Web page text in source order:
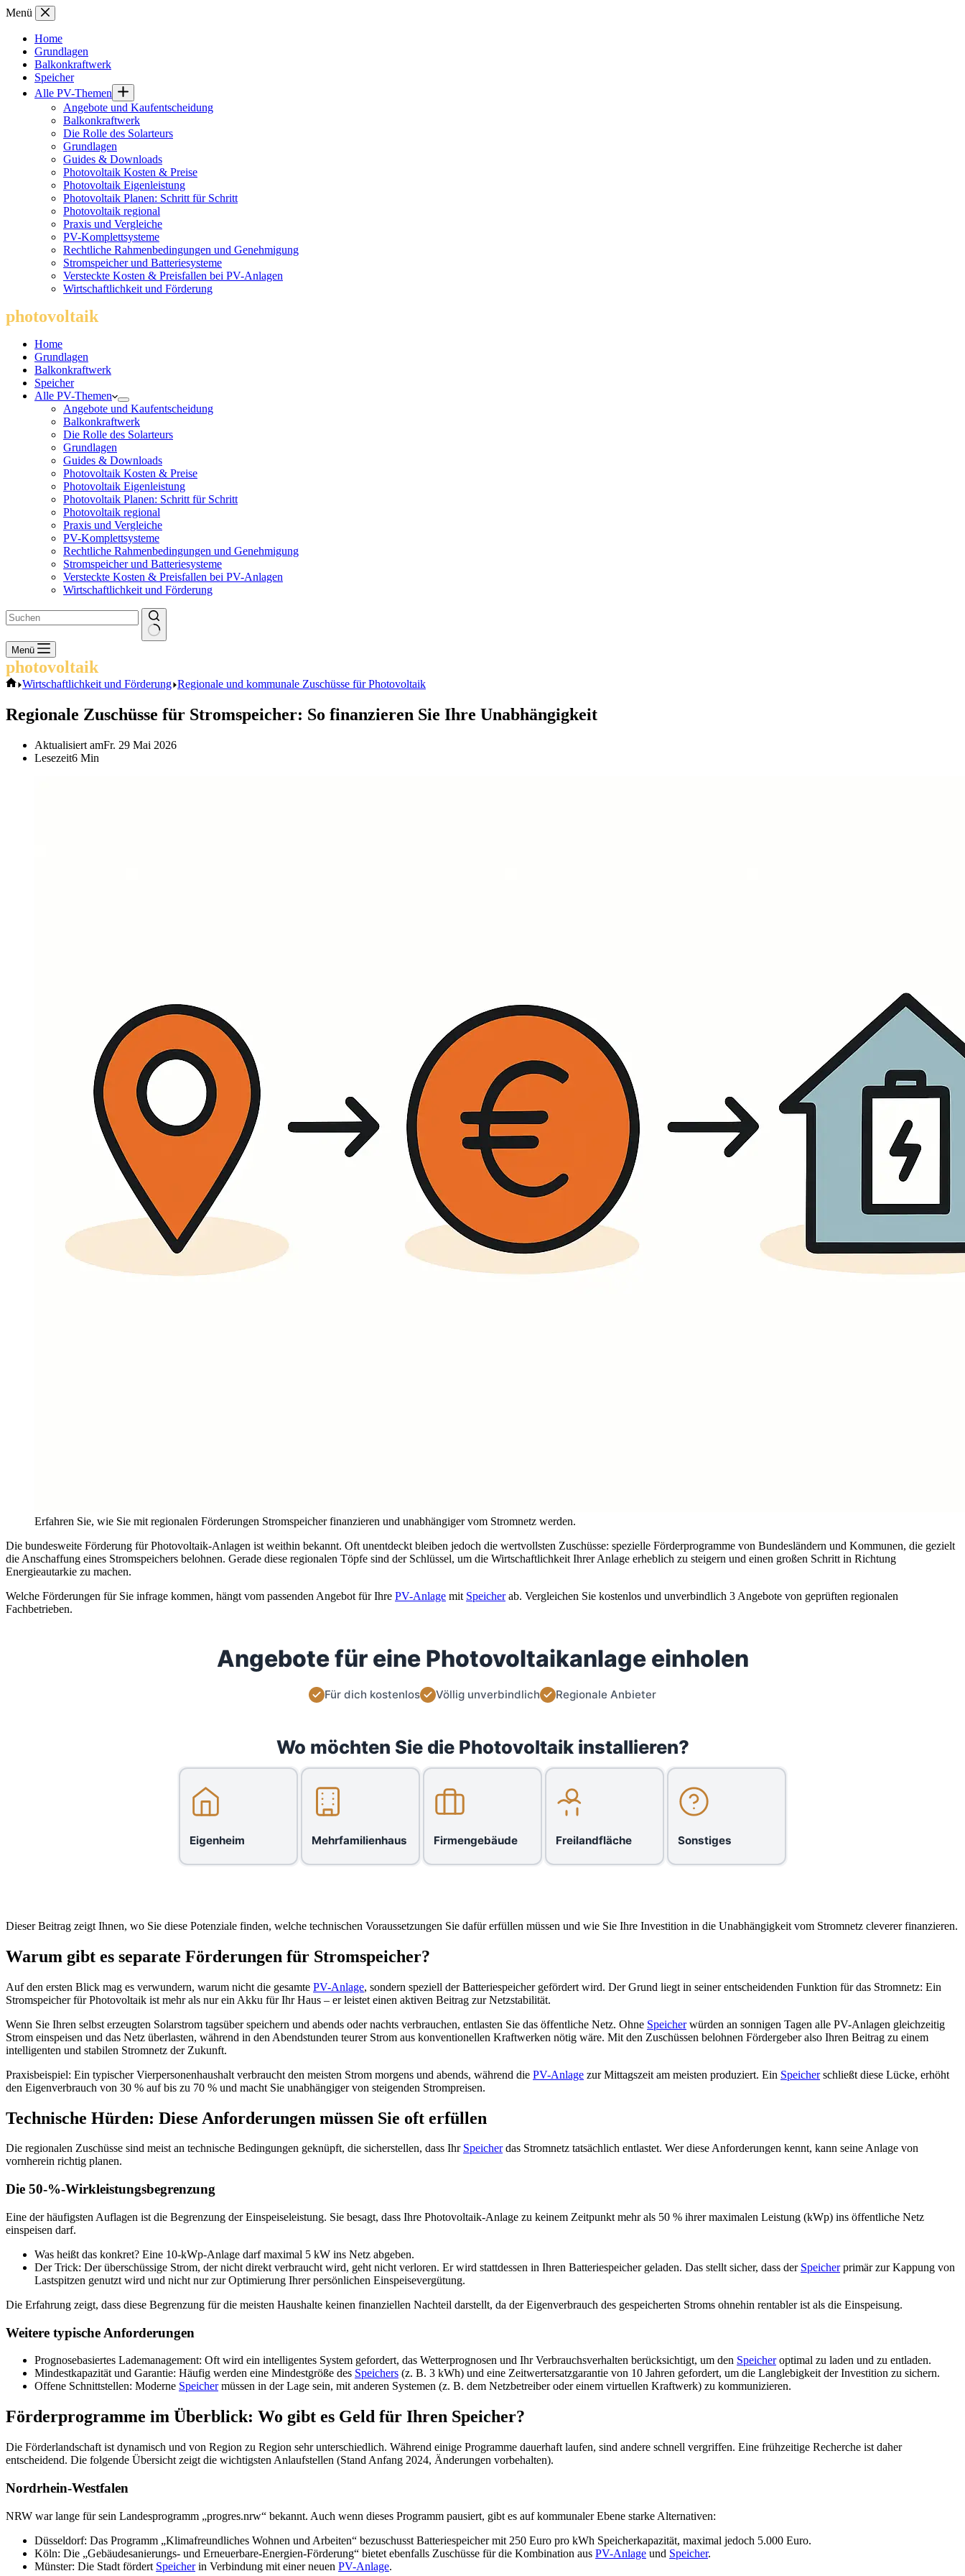
Zum
springen
Menü
Home
Grundlagen
Balkonkraftwerk
Speicher
Alle PV-Themen
Angebote und Kaufentscheidung
Balkonkraftwerk
Die Rolle des Solarteurs
Grundlagen
Guides & Downloads
Photovoltaik Kosten & Preise
Photovoltaik Eigenleistung
Photovoltaik Planen: Schritt für Schritt
Photovoltaik regional
Praxis und Vergleiche
PV-Komplettsysteme
Rechtliche Rahmenbedingungen und Genehmigung
Stromspeicher und Batteriesysteme
Versteckte Kosten & Preisfallen bei PV-Anlagen
Wirtschaftlichkeit und Förderung
photovoltaik
Home
Grundlagen
Balkonkraftwerk
Speicher
Alle PV-Themen
Angebote und Kaufentscheidung
Balkonkraftwerk
Die Rolle des Solarteurs
Grundlagen
Guides & Downloads
Photovoltaik Kosten & Preise
Photovoltaik Eigenleistung
Photovoltaik Planen: Schritt für Schritt
Photovoltaik regional
Praxis und Vergleiche
PV-Komplettsysteme
Rechtliche Rahmenbedingungen und Genehmigung
Stromspeicher und Batteriesysteme
Versteckte Kosten & Preisfallen bei PV-Anlagen
Wirtschaftlichkeit und Förderung
Keine
Ergebnisse
Menü
photovoltaik
Start
Wirtschaftlichkeit und Förderung Regionale und kommunale Zuschüsse für Photovoltaik
Regionale Zuschüsse für Stromspeicher: So finanzieren Sie Ihre Unabhängigkeit
Aktualisiert amFr. 29 Mai 2026
Lesezeit6 Min
Erfahren Sie, wie Sie mit regionalen Förderungen Stromspeicher finanzieren und unabhängiger vom Stromnetz werden.
Die bundesweite Förderung für Photovoltaik-Anlagen ist weithin bekannt. Oft unentdeckt bleiben jedoch die wertvollsten Zuschüsse: spezielle Förderprogramme von Bundesländern und Kommunen, die gezielt
die Anschaffung eines Stromspeichers belohnen. Gerade diese regionalen Töpfe sind der Schlüssel, um die Wirtschaftlichkeit Ihrer Anlage erheblich zu steigern und einen großen Schritt in Richtung
Energieautarkie zu machen.
Welche Förderungen für Sie infrage kommen, hängt vom passenden Angebot für Ihre PV-Anlage mit Speicherab. Vergleichen Sie kostenlos und unverbindlich 3 Angebote von geprüften regionalen
Fachbetrieben.
Angebote für eine Photovoltaikanlage einholen
Für dich kostenlos Völlig unverbindlich Regionale Anbieter
Wo möchten Sie die Photovoltaik installieren?
Eigenheim Mehrfamilienhaus Firmengebäude Freilandfläche Sonstiges
Dieser Beitrag zeigt Ihnen, wo Sie diese Potenziale finden, welche technischen Voraussetzungen Sie dafür erfüllen müssen und wie Sie Ihre Investition in die Unabhängigkeit vom Stromnetz cleverer finanzieren.
Warum gibt es separate Förderungen für Stromspeicher?
Auf den ersten Blick mag es verwundern, warum nicht die gesamte PV-Anlage, sondern speziell der Batteriespeicher gefördert wird. Der Grund liegt in seiner entscheidenden Funktion für das Stromnetz: Ein
Stromspeicher für Photovoltaik ist mehr als nur ein Akku für Ihr Haus – er leistet einen aktiven Beitrag zur Netzstabilität.
Wenn Sie Ihren selbst erzeugten Solarstrom tagsüber speichern und abends oder nachts verbrauchen, entlasten Sie das öffentliche Netz. Ohne Speicherwürden an sonnigen Tagen alle PV-Anlagen gleichzeitig
Strom einspeisen und das Netz überlasten, während in den Abendstunden teurer Strom aus konventionellen Kraftwerken nötig wäre. Mit den Zuschüssen belohnen Fördergeber also Ihren Beitrag zu einem
intelligenten und stabilen Stromnetz der Zukunft.
Praxisbeispiel: Ein typischer Vierpersonenhaushalt verbraucht den meisten Strom morgens und abends, während die PV-Anlage zur Mittagszeit am meisten produziert. Ein Speicherschließt diese Lücke, erhöht
den Eigenverbrauch von 30 % auf bis zu 70 % und macht Sie unabhängiger von steigenden Strompreisen.
Technische Hürden: Diese Anforderungen müssen Sie oft erfüllen
Die regionalen Zuschüsse sind meist an technische Bedingungen geknüpft, die sicherstellen, dass Ihr Speicherdas Stromnetz tatsächlich entlastet. Wer diese Anforderungen kennt, kann seine Anlage von
vornherein richtig planen.
Die 50-%-Wirkleistungsbegrenzung
Eine der häufigsten Auflagen ist die Begrenzung der Einspeiseleistung. Sie besagt, dass Ihre Photovoltaik-Anlage zu keinem Zeitpunkt mehr als 50 % ihrer maximalen Leistung (kWp) ins öffentliche Netz
einspeisen darf.
Was heißt das konkret? Eine 10-kWp-Anlage darf maximal 5 kW ins Netz abgeben.
Der Trick: Der überschüssige Strom, der nicht direkt verbraucht wird, geht nicht verloren. Er wird stattdessen in Ihren Batteriespeicher geladen. Das stellt sicher, dass der Speicherprimär zur Kappung von
Lastspitzen genutzt wird und nicht nur zur Optimierung Ihrer persönlichen Einspeisevergütung.
Die Erfahrung zeigt, dass diese Begrenzung für die meisten Haushalte keinen finanziellen Nachteil darstellt, da der Eigenverbrauch des gespeicherten Stroms ohnehin rentabler ist als die Einspeisung.
Weitere typische Anforderungen
Prognosebasiertes Lademanagement: Oft wird ein intelligentes System gefordert, das Wetterprognosen und Ihr Verbrauchsverhalten berücksichtigt, um den Speicheroptimal zu laden und zu entladen.
Mindestkapazität und Garantie: Häufig werden eine Mindestgröße des Speichers (z. B. 3 kWh) und eine Zeitwertersatzgarantie von 10 Jahren gefordert, um die Langlebigkeit der Investition zu sichern.
Offene Schnittstellen: Moderne Speichermüssen in der Lage sein, mit anderen Systemen (z. B. dem Netzbetreiber oder einem virtuellen Kraftwerk) zu kommunizieren.
Förderprogramme im Überblick: Wo gibt es Geld für Ihren Speicher?
Die Förderlandschaft ist dynamisch und von Region zu Region sehr unterschiedlich. Während einige Programme dauerhaft laufen, sind andere schnell vergriffen. Eine frühzeitige Recherche ist daher
entscheidend. Die folgende Übersicht zeigt die wichtigsten Anlaufstellen (Stand Anfang 2024, Änderungen vorbehalten).
Nordrhein-Westfalen
NRW war lange für sein Landesprogramm „progres.nrw“ bekannt. Auch wenn dieses Programm pausiert, gibt es auf kommunaler Ebene starke Alternativen:
Düsseldorf: Das Programm „Klimafreundliches Wohnen und Arbeiten“ bezuschusst Batteriespeicher mit 250 Euro pro kWh Speicherkapazität, maximal jedoch 5.000 Euro.
Köln: Die „Gebäudesanierungs- und Erneuerbare-Energien-Förderung“ bietet ebenfalls Zuschüsse für die Kombination aus PV-Anlage und Speicher.
Münster: Die Stadt fördert Speicherin Verbindung mit einer neuen PV-Anlage.